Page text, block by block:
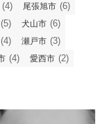
(4) 尾張旭市 (6)
(5) 犬山市 (6)
(4) 瀬戸市 (3)
(4) 愛西市 (2)